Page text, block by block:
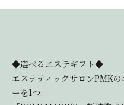
◆選べるエステギフト◆
エステティックサロンPMK
ーを1つ